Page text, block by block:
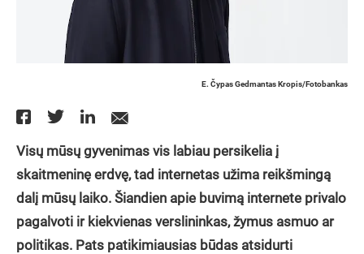
E. Čypas Gedmantas Kropis/Fotobankas
Visų mūsų gyvenimas vis labiau persikelia į
skaitmeninę erdvę, tad internetas užima reikšmingą
dalį mūsų laiko. Šiandien apie buvimą internete privalo
pagalvoti ir kiekvienas verslininkas, žymus asmuo ar
politikas. Pats patikimiausias būdas atsidurti